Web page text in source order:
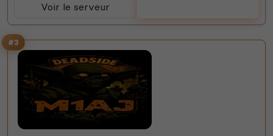
Voir le serveur
#3